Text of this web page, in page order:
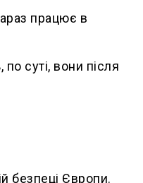
працює в
суті, вони після
безпеці Європи.